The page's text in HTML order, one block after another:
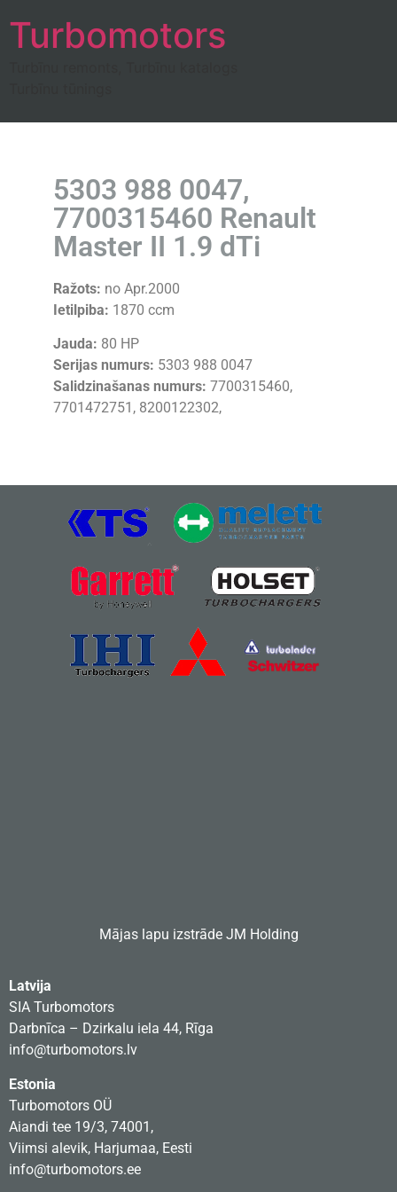
Turbomotors
5303 988 0047,
7700315460 Renault
Master II 1.9 dTi
Ražots: no Apr.2000
Ietilpiba: 1870 ccm
Jauda: 80 HP
Serijas numurs: 5303 988 0047
Salidzinašanas numurs: 7700315460,
7701472751, 8200122302,
Mājas lapu izstrādeJM Holding
Latvija
SIA Turbomotors
Darbnīca – Dzirkalu iela 44, Rīga
info@turbomotors.lv
Estonia
Turbomotors OÜ
Aiandi tee 19/3, 74001,
Viimsi alevik, Harjumaa, Eesti
info@turbomotors.ee